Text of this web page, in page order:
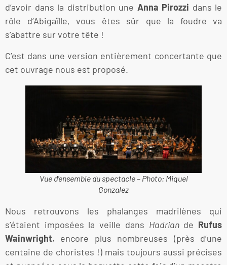
d’avoir dans la distribution une Anna Pirozzi dans le
rôle d’Abigaïlle, vous êtes sûr que la foudre va
s’abattre sur votre tête !
C’est dans une version entièrement concertante que
cet ouvrage nous est proposé.
Vue d’ensemble du spectacle – Photo: Miquel
Gonzalez
Nous retrouvons les phalanges madrilènes qui
s’étaient imposées la veille dans Hadriande Rufus
Wainwright, encore plus nombreuses (près d’une
centaine de choristes !) mais toujours aussi précises